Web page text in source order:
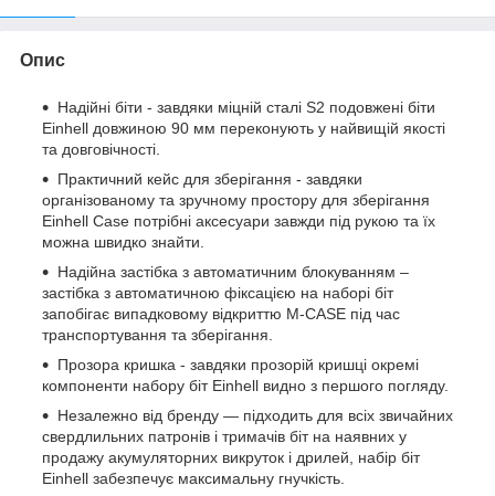
Опис
Надійні біти - завдяки міцній сталі S2 подовжені біти
Einhell довжиною 90 мм переконують у найвищій якості
та довговічності.
Практичний кейс для зберігання - завдяки
організованому та зручному простору для зберігання
Einhell Case потрібні аксесуари завжди під рукою та їх
можна швидко знайти.
Надійна застібка з автоматичним блокуванням –
застібка з автоматичною фіксацією на наборі біт
запобігає випадковому відкриттю M-CASE під час
транспортування та зберігання.
Прозора кришка - завдяки прозорій кришці окремі
компоненти набору біт Einhell видно з першого погляду.
Незалежно від бренду — підходить для всіх звичайних
свердлильних патронів і тримачів біт на наявних у
продажу акумуляторних викруток і дрилей, набір біт
Einhell забезпечує максимальну гнучкість.